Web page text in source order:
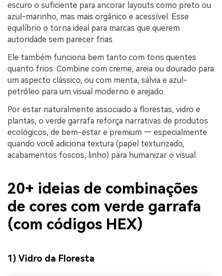
escuro o suficiente para ancorar layouts como preto ou
azul-marinho, mas mais orgânico e acessível. Esse
equilíbrio o torna ideal para marcas que querem
autoridade sem parecer frias.
Ele também funciona bem tanto com tons quentes
quanto frios. Combine com creme, areia ou dourado para
um aspecto clássico, ou com menta, sálvia e azul-
petróleo para um visual moderno e arejado.
Por estar naturalmente associado a florestas, vidro e
plantas, o verde garrafa reforça narrativas de produtos
ecológicos, de bem-estar e premium — especialmente
quando você adiciona textura (papel texturizado,
acabamentos foscos, linho) para humanizar o visual.
20+ ideias de combinações
de cores com verde garrafa
(com códigos HEX)
1) Vidro da Floresta